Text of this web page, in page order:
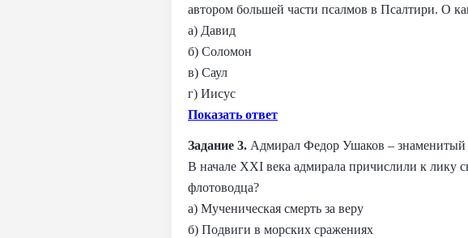
автором большей части псалмов в Псалтири. О
а) Давид
б) Соломон
в) Саул
г) Иисус
Показать ответ
Задание 3. Адмирал Федор Ушаков – знаменитый
В начале XXI века адмирала причислили к лику
флотоводца?
а) Мученическая смерть за веру
б) Подвиги в морских сражениях